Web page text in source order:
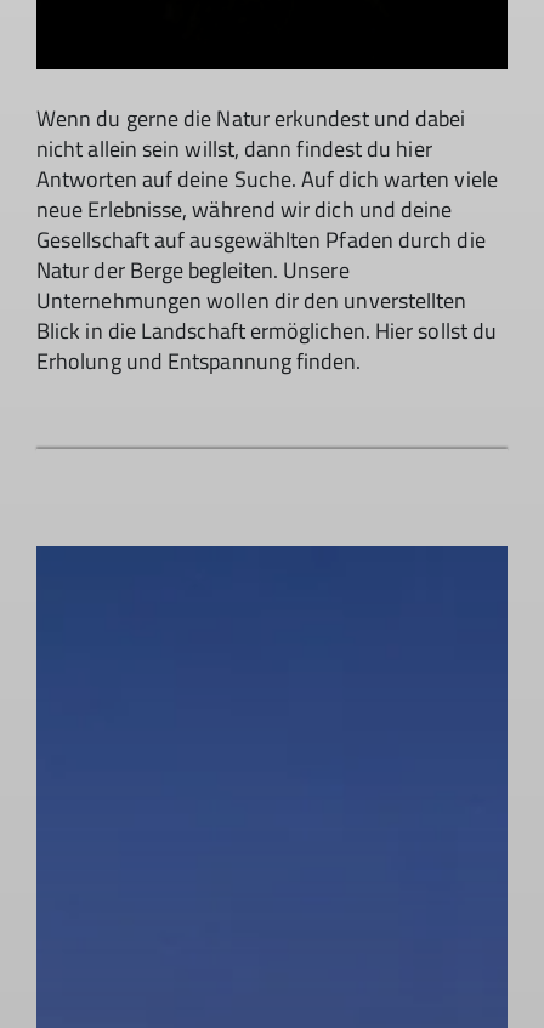
Wenn du gerne die Natur erkundest und dabei
nicht allein sein willst, dann findest du hier
Antworten auf deine Suche. Auf dich warten viele
neue Erlebnisse, während wir dich und deine
Gesellschaft auf ausgewählten Pfaden durch die
Natur der Berge begleiten. Unsere
Unternehmungen wollen dir den unverstellten
Blick in die Landschaft ermöglichen. Hier sollst du
Erholung und Entspannung finden.